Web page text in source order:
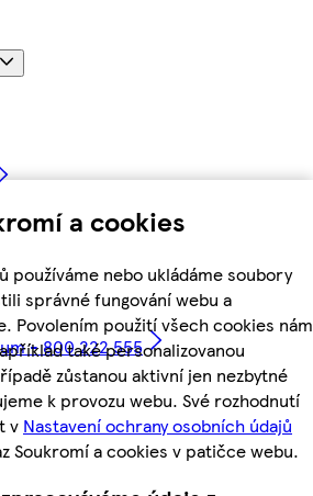
a cookies
používáme nebo ukládáme soubory
správné fungování webu a
Povolením použití všech cookies nám
také personalizovanou
zůstanou aktivní jen nezbytné
k provozu webu. Své rozhodnutí
v Nastavení ochrany osobních údajů
Soukromí a cookies v patičce webu.
- 800 222 555